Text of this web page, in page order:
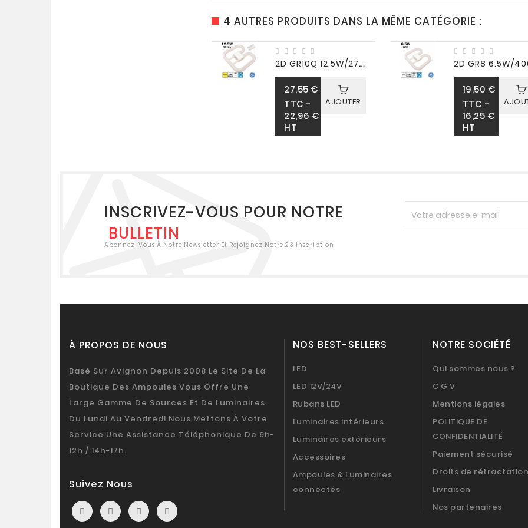
4 AUTRES PRODUITS DANS LA MÊME CATÉGORIE :
2
D GR10Q 12.5W/2700K - BALLAST FERRO
27,55 €
Prix
TTC -
22,96 €
HT
AJOUTER
19,50 €
Prix
TTC -
16,25 €
HT
INSCRIVEZ-VOUS POUR NOTRE
BULLETIN
Abonnez-Vous À Notre Newsletter Et Rejoignez Notre 23 Inscription
À PROPOS DE NOUS
Basé Sur Avignon Depuis 2008 Le Site De La
Boutique Des Ampoules Vous Offre Une
Large Gamme De Sources Et De Luminaires.
Du Lundi Au Vendredi Nous Mettons À Votre
Service Une Assistance Téléphonique De 9h-
12h / 14h-17h.
Suivez Nous
NOS BEST-SELLERS
LED
LED 12V/24V
Rubans LED
Luminaires intérieurs
Luminaires extérieurs
Accessoires
Ampoules & Luminaires
connectés
NOTRE SOCIÉTÉ
Qui sommes nous ?
C G V
Mentions légales
POLITIQUE DE
CONFIDENTIALITÉ
Paiement sécurisé
Droits de rétractation
Livraison
Nos partenaires